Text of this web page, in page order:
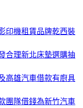
印機租賃品牌乾西裝
合理新北床墊選購抽
高雄汽車借款有廚具
團隊借錢為新竹汽車